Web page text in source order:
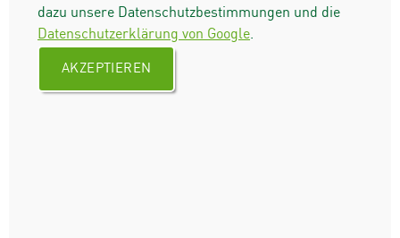
dazu unsere Datenschutzbestimmungen und die
Datenschutzerklärung von Google.
AKZEPTIEREN